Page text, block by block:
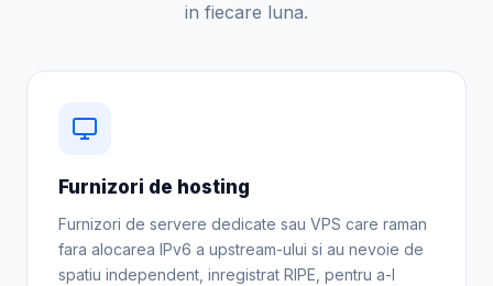
in fiecare luna.
Furnizori de hosting
Furnizori de servere dedicate sau VPS care raman
fara alocarea IPv6 a upstream-ului si au nevoie de
spatiu independent, inregistrat RIPE, pentru a-l